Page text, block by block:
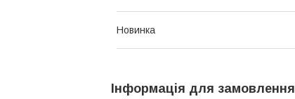
Новинка
Інформація для замовлення